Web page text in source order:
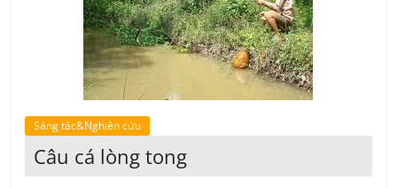
Sáng tác&Nghiên cứu
Câu cá lòng tong